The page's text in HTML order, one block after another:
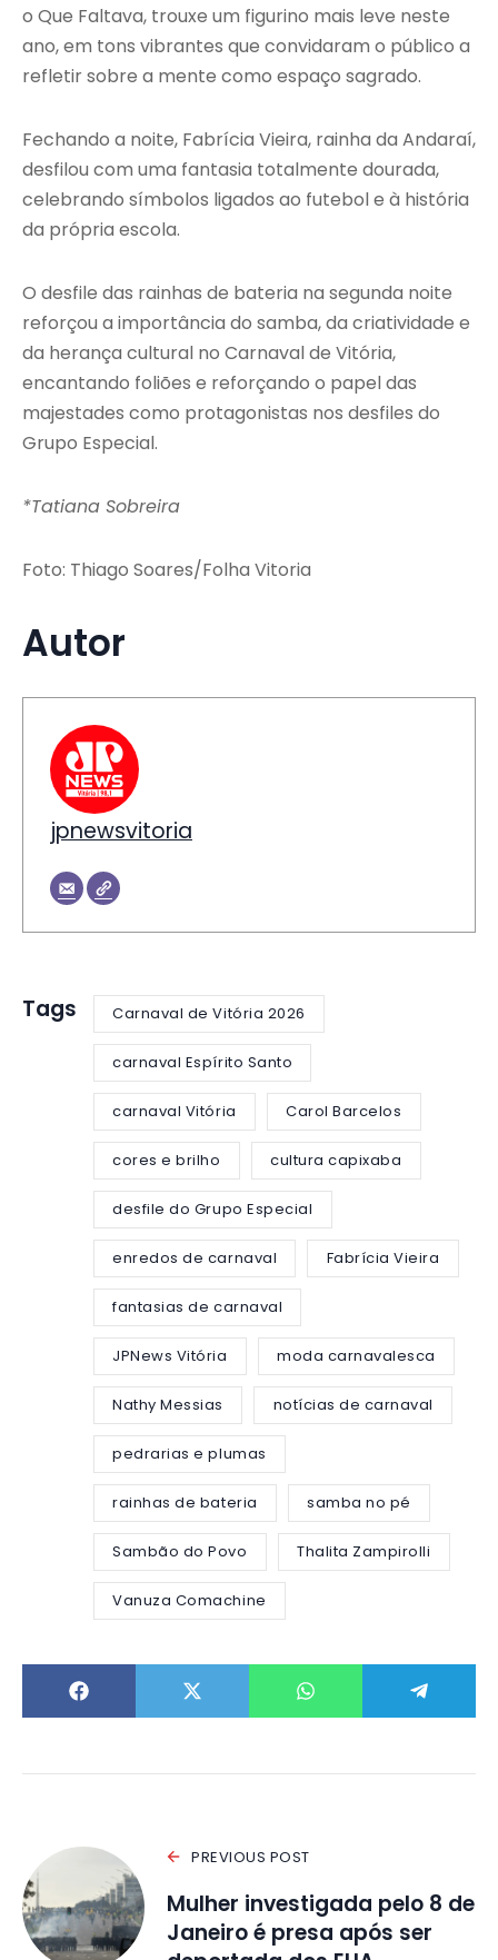
o Que Faltava, trouxe um figurino mais leve neste
ano, em tons vibrantes que convidaram o público a
refletir sobre a mente como espaço sagrado.
Fechando a noite, Fabrícia Vieira, rainha da Andaraí,
desfilou com uma fantasia totalmente dourada,
celebrando símbolos ligados ao futebol e à história
da própria escola.
O desfile das rainhas de bateria na segunda noite
reforçou a importância do samba, da criatividade e
da herança cultural no Carnaval de Vitória,
encantando foliões e reforçando o papel das
majestades como protagonistas nos desfiles do
Grupo Especial.
*Tatiana Sobreira
Foto: Thiago Soares/Folha Vitoria
Autor
jpnewsvitoria
Tags Carnaval de Vitória 2026
carnaval Espírito Santo
carnaval Vitória Carol Barcelos
cores e brilho cultura capixaba
desfile do Grupo Especial
enredos de carnaval Fabrícia Vieira
fantasias de carnaval
JPNews Vitória moda carnavalesca
Nathy Messias notícias de carnaval
pedrarias e plumas
rainhas de bateria samba no pé
Sambão do Povo Thalita Zampirolli
Vanuza Comachine
PREVIOUS POST
Mulher investigada pelo 8 de
Janeiro é presa após ser